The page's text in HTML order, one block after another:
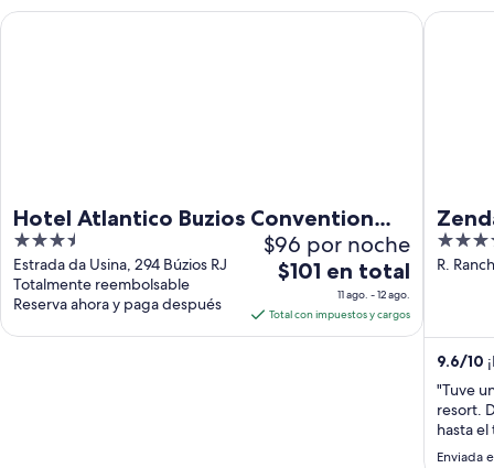
Hotel Atlantico Buzios Convention
and Resort
3.5
out
of
5
Estrada da Usina, 294 Búzios RJ
Totalmente reembolsable
Reserva ahora y paga después
$96 por noche
El
es
de
$101 en total
11 ago. - 12 ago.
Total con impuestos y cargos
Hotel Atlantico Buzios Convention and Resort
5
out
R.
9.6/10
"Tuve
resort.
hasta
Enviada